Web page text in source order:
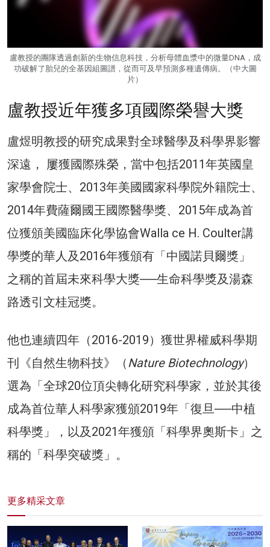
盧教授的團隊透過創新的生物信息科技，分析母體血漿中的微量DNA，成
功破解了胎兒的全基因組圖譜，從而可及早預測多種遺傳病。（中大圖
片）
盧教授近年獲多項國際榮譽大獎
盧煜明教授的研究成果對全球醫學及科學界影響
深遠， 屢獲國際殊榮，當中包括2011年英國皇
家學會院士、2013年美國國家科學院外籍院士、
2014年費薩爾國王國際醫學獎、2015年成為首
位獲頒美國臨床化學協會Walla ce H. Coulter講
學獎的華人及2016年獲頒有「中國諾貝爾獎」
之稱的首屆未來科學大獎──生命科學獎及湯森
路透引文桂冠獎。
他也連續四年（2016-2019）獲世界權威科學期
刊《自然生物科技》（Nature Biotechnology）
選為「全球20位頂尖轉化研究科學家，並於其後
成為首位華人科學家獲頒2019年「復旦──中植
科學獎」，以及2021年獲頒「科學界奧斯卡」之
稱的「科學突破獎」。
更多精采文章